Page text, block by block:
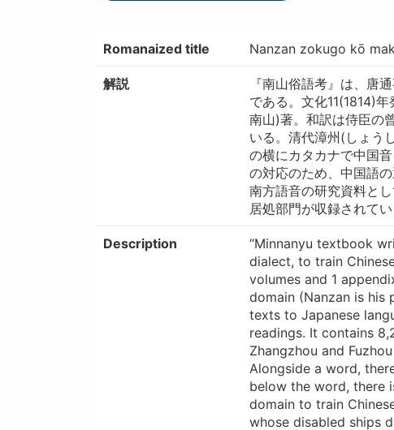
Romanaized title Nanzan zokugo kō
解説
『南山俗語考』は、唐
である。文化11(1814)
南山)著。和訳は侍臣の
いる。清代漳州(しょう
の横にカタカナで中国
の対応のため、中国語
南方語音の研究資料と
居処部門が収録されて
Description
“Minnanyu textbook
dialect, to train
volumes and 1
domain (Nanzan is his
texts to Japanese
readings. It contains
Zhangzhou and
Alongside a word,
below the word, there
domain to train
whose disabled ships